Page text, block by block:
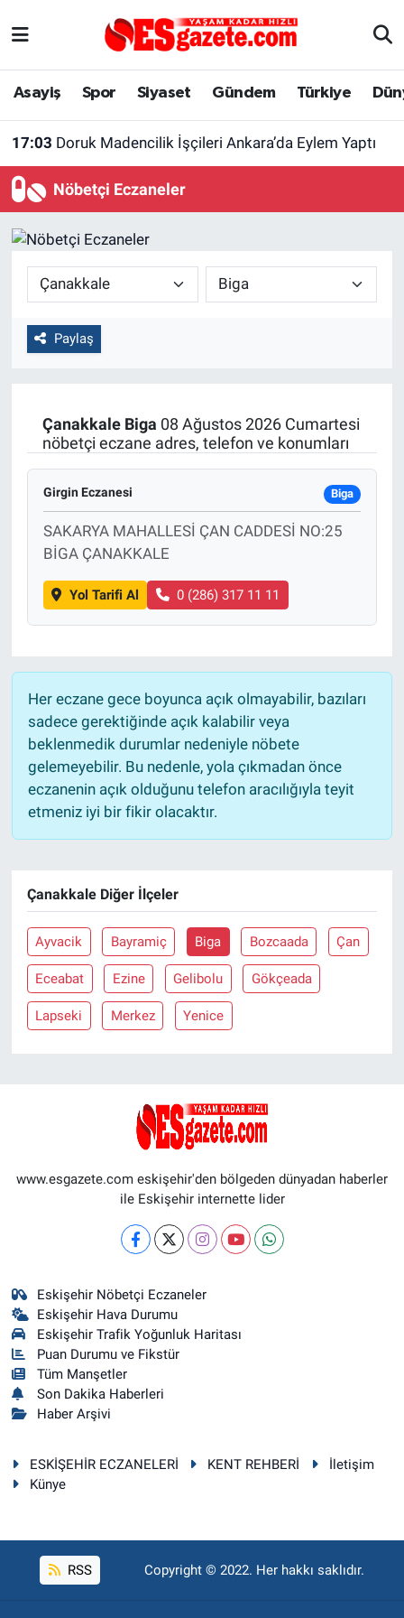
Asayiş Spor Siyaset Gündem Türkiye
17:03 Doruk Madencilik İşçileri Ankara’da Eylem Yaptı
Nöbetçi Eczaneler
Paylaş
Çanakkale Biga 08 Ağustos 2026 Cumartesi
nöbetçi eczane adres, telefon ve konumları
Girgin Eczanesi Biga
SAKARYA MAHALLESİ ÇAN CADDESİ NO:25
BİGA ÇANAKKALE
Yol Tarifi Al 0 (286) 317 11 11
Her eczane gece boyunca açık olmayabilir, bazıları
sadece gerektiğinde açık kalabilir veya
beklenmedik durumlar nedeniyle nöbete
gelemeyebilir. Bu nedenle, yola çıkmadan önce
eczanenin açık olduğunu telefon aracılığıyla teyit
etmeniz iyi bir fikir olacaktır.
Çanakkale Diğer İlçeler
Ayvacik Bayramiç Biga Bozcaada Çan
Eceabat Ezine Gelibolu Gökçeada
Lapseki Merkez Yenice
www.esgazete.com eskişehir'den bölgeden dünyadan haberler
ile Eskişehir internette lider
Eskişehir Nöbetçi Eczaneler
Eskişehir Hava Durumu
Eskişehir Trafik Yoğunluk Haritası
Puan Durumu ve Fikstür
Tüm Manşetler
Son Dakika Haberleri
Haber Arşivi
ESKİŞEHİR ECZANELERİ KENT REHBERİ
İletişim
Künye
RSS Copyright © 2022. Her hakkı saklıdır.
Asayiş
Türkiye
Dünya
Sağlık
Yaşam
Eskişehir Arşivi
Röportaj
Ekonomi
Politika
Bilecik
Kütahya
Genel
Çevre
Yerel
Magazin
Bilim ve Teknoloji
Eskişehir Nöbetçi Eczaneler
Tüm Manşetler
Son Dakika Haberleri
Haber Arşivi